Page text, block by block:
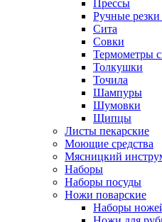
Прессы
Ручные резки
Сита
Совки
Термометры
Толкушки
Точила
Шампуры
Шумовки
Щипцы
Листы пекарские
Моющие средства
Мясницкий
Наборы
Наборы посуды
Ножи поварские
Наборы